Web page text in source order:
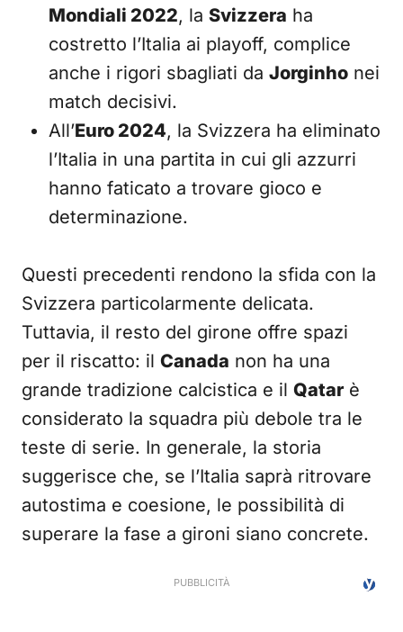
Mondiali 2022, la Svizzera ha
costretto l’Italia ai playoff, complice
anche i rigori sbagliati da Jorginho nei
match decisivi.
All’Euro 2024, la Svizzera ha eliminato
l’Italia in una partita in cui gli azzurri
hanno faticato a trovare gioco e
determinazione.
Questi precedenti rendono la sfida con la
Svizzera particolarmente delicata.
Tuttavia, il resto del girone offre spazi
per il riscatto: il Canada non ha una
grande tradizione calcistica e il Qatar è
considerato la squadra più debole tra le
teste di serie. In generale, la storia
suggerisce che, se l’Italia saprà ritrovare
autostima e coesione, le possibilità di
superare la fase a gironi siano concrete.